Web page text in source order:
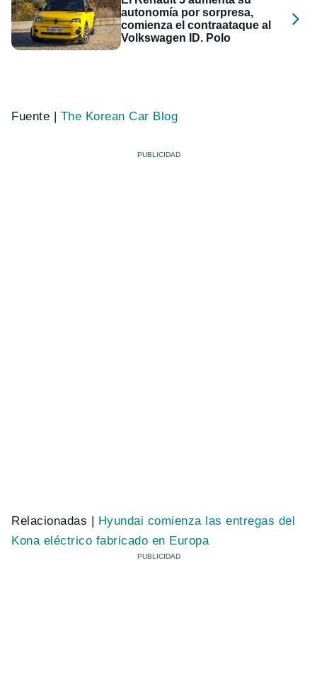
autonomía por sorpresa,
comienza el contraataque al
Volkswagen ID. Polo
Fuente | The Korean Car Blog
Relacionadas | Hyundai comienza las entregas del
Kona eléctrico fabricado en Europa